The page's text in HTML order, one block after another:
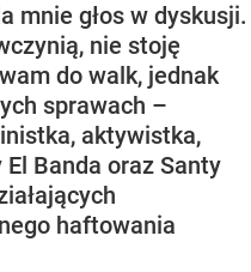
mnie głos w dyskusji.
nie stoję
do walk, jednak
sprawach –
aktywistka,
Banda oraz Santy
haftowania